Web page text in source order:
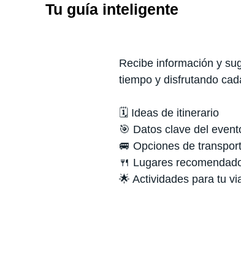
Tu guía inteligente
Recibe información y
tiempo y disfrutando
🗓️ Ideas de itinerario
🎯 Datos clave del
🚐 Opciones de
🍴 Lugares
🌟 Actividades para tu